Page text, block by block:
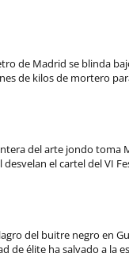
de Madrid se blinda
de kilos de mortero
del arte jondo toma
desvelan el cartel del VI
del buitre negro en
de élite ha salvado a la